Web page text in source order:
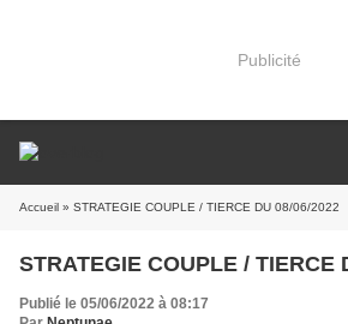
Publicité
Accueil » STRATEGIE COUPLE / TIERCE DU 08/06/2022
STRATEGIE COUPLE / TIERCE
Publié le 05/06/2022 à 08:17